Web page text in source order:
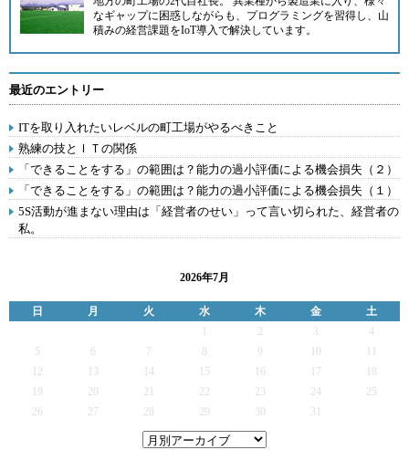
なギャップに困惑しながらも、プログラミングを習得し、山
積みの経営課題をIoT導入で解決しています。
最近のエントリー
ITを取り入れたいレベルの町工場がやるべきこと
熟練の技とＩＴの関係
「できることをする」の範囲は？能力の過小評価による機会損失（２）
「できることをする」の範囲は？能力の過小評価による機会損失（１）
5S活動が進まない理由は「経営者のせい」って言い切られた、経営者の
私。
2026年7月
日 月 火 水 木 金
土
2 3
4
5
6 7 9
12
13 14 15 16 17
19
20 21 22 23 24
25
26
27 28 29 30 31